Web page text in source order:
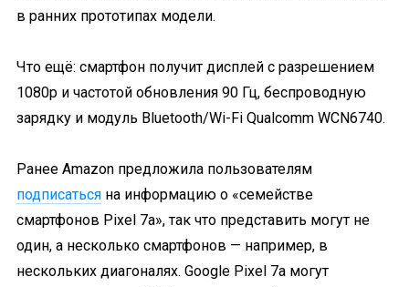
в ранних прототипах модели.
Что ещё: смартфон получит дисплей с разрешением
1080p и частотой обновления 90 Гц, беспроводную
зарядку и модуль Bluetooth/Wi-Fi Qualcomm WCN6740.
Ранее Amazon предложила пользователям
подписаться на информацию о «семействе
смартфонов Pixel 7a», так что представить могут не
один, а несколько смартфонов — например, в
нескольких диагоналях. Google Pixel 7a могут